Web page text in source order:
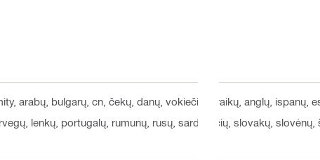
, arabų, bulgarų, cn, čekų, danų, vokiečių, graikų, anglų, ispanų,
lenkų, portugalų, rumunų, rusų, sardiniečių, slovakų,